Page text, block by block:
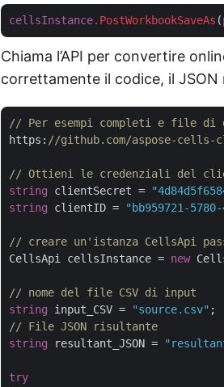
cellsInstance.PostWorkbookSaveAs (
Chiama l’API per convertire
correttamente il codice, il
// Per esempi completi e file
https: //github.com/aspose-cells-
// Ottieni le credenziali del
string clientSecret =
string clientID = "bb959721-
// creare un'istanza CellsApi
CellsApi cellsInstance = new
// nome del file CSV di input
string input_CSV = "source.csv"
// File JSON risultante
string resultant_JSON =
try